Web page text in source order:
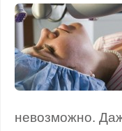
невозможно.